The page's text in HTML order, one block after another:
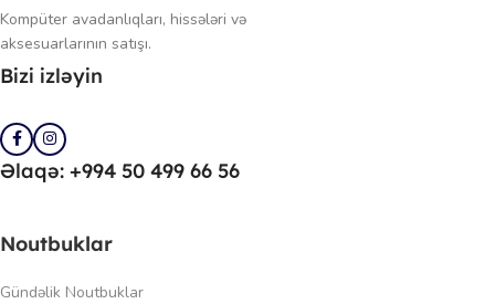
Kompüter avadanlıqları, hissələri və
aksesuarlarının satışı.
Bizi izləyin
Əlaqə: +994 50 499 66 56
Noutbuklar
Gündəlik Noutbuklar